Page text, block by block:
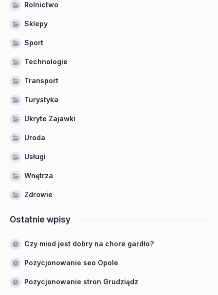
Rolnictwo
Sklepy
Sport
Technologie
Transport
Turystyka
Ukryte Zajawki
Uroda
Usługi
Wnętrza
Zdrowie
Ostatnie wpisy
Czy miod jest dobry na chore gardło?
Pozycjonowanie seo Opole
Pozycjonowanie stron Grudziądz